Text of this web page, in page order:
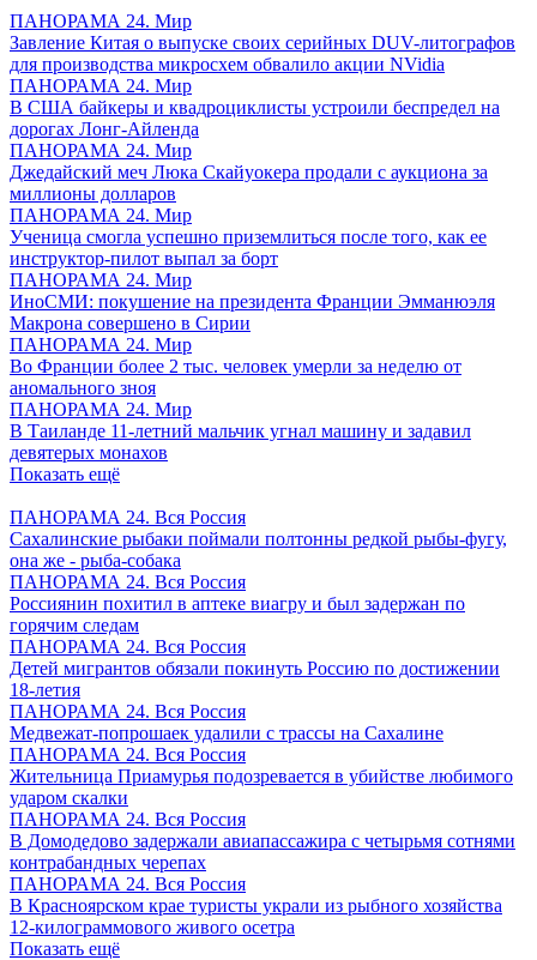
ПАНОРАМА 24. Мир
Завление Китая о выпуске своих серийных DUV-литографов
для производства микросхем обвалило акции NVidia
ПАНОРАМА 24. Мир
В США байкеры и квадроциклисты устроили беспредел на
дорогах Лонг-Айленда
ПАНОРАМА 24. Мир
Джедайский меч Люка Скайуокера продали с аукциона за
миллионы долларов
ПАНОРАМА 24. Мир
Ученица смогла успешно приземлиться после того, как ее
инструктор-пилот выпал за борт
ПАНОРАМА 24. Мир
ИноСМИ: покушение на президента Франции Эмманюэля
Макрона совершено в Сирии
ПАНОРАМА 24. Мир
Во Франции более 2 тыс. человек умерли за неделю от
аномального зноя
ПАНОРАМА 24. Мир
В Таиланде 11-летний мальчик угнал машину и задавил
девятерых монахов
Показать ещё
ПАНОРАМА 24. Вся Россия
Сахалинские рыбаки поймали полтонны редкой рыбы-фугу,
она же - рыба-собака
ПАНОРАМА 24. Вся Россия
Россиянин похитил в аптеке виагру и был задержан по
горячим следам
ПАНОРАМА 24. Вся Россия
Детей мигрантов обязали покинуть Россию по достижении
18-летия
ПАНОРАМА 24. Вся Россия
Медвежат-попрошаек удалили с трассы на Сахалине
ПАНОРАМА 24. Вся Россия
Жительница Приамурья подозревается в убийстве любимого
ударом скалки
ПАНОРАМА 24. Вся Россия
В Домодедово задержали авиапассажира с четырьмя сотнями
контрабандных черепах
ПАНОРАМА 24. Вся Россия
В Красноярском крае туристы украли из рыбного хозяйства
12-килограммового живого осетра
Показать ещё